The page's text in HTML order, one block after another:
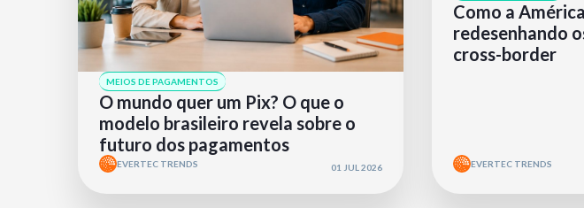
MEIOS DE PAGAMENTOS
O mundo quer um Pix? O que o
modelo brasileiro revela sobre o
futuro dos pagamentos
EVERTEC TRENDS 01 JUL 2026
Como a
redesenhando
cross-border
EVERTEC TRENDS